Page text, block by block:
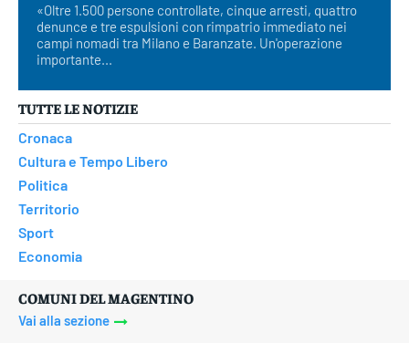
«Oltre 1.500 persone controllate, cinque arresti, quattro
denunce e tre espulsioni con rimpatrio immediato nei
campi nomadi tra Milano e Baranzate. Un'operazione
importante...
TUTTE LE NOTIZIE
Cronaca
Cultura e Tempo Libero
Politica
Territorio
Sport
Economia
COMUNI DEL MAGENTINO
Vai alla sezione